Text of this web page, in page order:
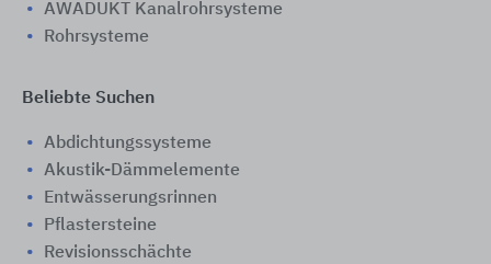
AWADUKT Kanalrohrsysteme
Rohrsysteme
Beliebte Suchen
Abdichtungssysteme
Akustik-Dämmelemente
Entwässerungsrinnen
Pflastersteine
Revisionsschächte